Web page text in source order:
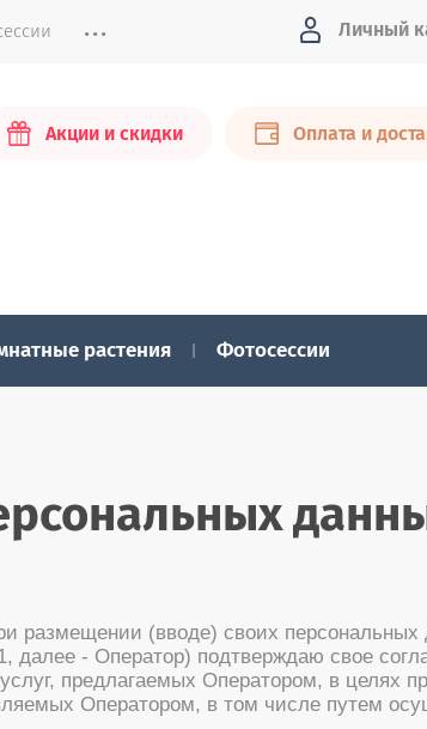
... Личный
Акции и скидки Оплата и
растения Фотосессии
размещении (вводе) своих
- Оператор) подтверждаю свое
предлагаемых Оператором, в целях
Оператором, в том числе путем